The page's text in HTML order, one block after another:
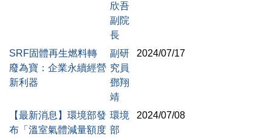
欣吾
副院
長
SRF固體再生燃料轉
廢為寶：企業永續經營
新利器
副研
究員
鄧翔
靖
2024/07/17
【最新消息】環境部發
布「溫室氣體減量額度
環境
部
2024/07/08